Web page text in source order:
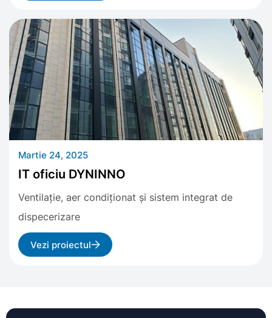
Martie 24, 2025
IT oficiu DYNINNO
Ventilație, aer condiționat și sistem integrat de
dispecerizare
Vezi proiectul